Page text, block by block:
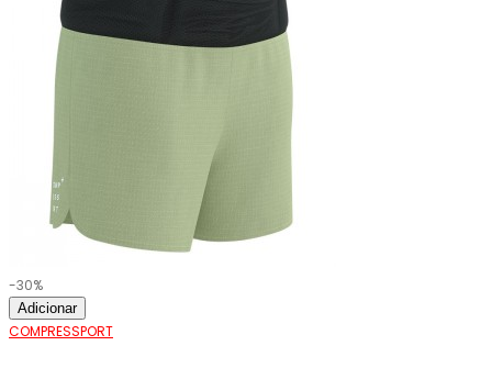
-30%
Adicionar
COMPRESSPORT